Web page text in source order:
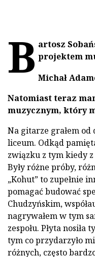
B artosz
projektem
Michał
Natomiast teraz
muzycznym, który
Na gitarze grałem od
liceum. Odkąd
związku z tym kiedy z
Były różne próby,
„Kohut” to zupełnie
pomagać budować
Chudzyńskim,
nagrywałem w tym
zespołu. Płyta nosiła
tym co przydarzyło
różnych, często